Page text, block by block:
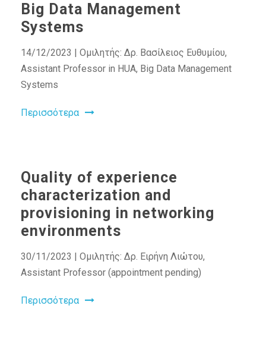
Big Data Management
Systems
14/12/2023 | Ομιλητής: Δρ. Βασίλειος Ευθυμίου,
Assistant Professor in HUA, Big Data Management
Systems
Περισσότερα
Quality of experience
characterization and
provisioning in networking
environments
30/11/2023 | Ομιλητής: Δρ. Ειρήνη Λιώτου,
Assistant Professor (appointment pending)
Περισσότερα